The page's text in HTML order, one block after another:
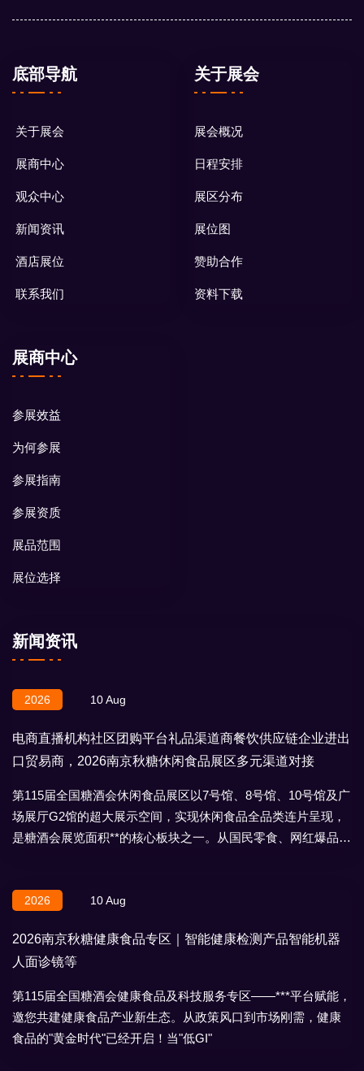
底部导航
关于展会
展商中心
观众中心
新闻资讯
酒店展位
联系我们
关于展会
展会概况
日程安排
展区分布
展位图
赞助合作
资料下载
展商中心
参展效益
为何参展
参展指南
参展资质
展品范围
展位选择
新闻资讯
2026 10 Aug
电商直播机构社区团购平台礼品渠道商餐饮供应链企业进出
口贸易商，2026南京秋糖休闲食品展区多元渠道对接
第115届全国糖酒会休闲食品展区以7号馆、8号馆、10号馆及广
场展厅G2馆的超大展示空间，实现休闲食品全品类连片呈现，
是糖酒会展览面积**的核心板块之一。从国民零食、网红爆品到
2026 10 Aug
2026南京秋糖健康食品专区｜智能健康检测产品智能机器
人面诊镜等
第115届全国糖酒会健康食品及科技服务专区——***平台赋能，
邀您共建健康食品产业新生态。从政策风口到市场刚需，健康
食品的"黄金时代"已经开启！当"低GI"